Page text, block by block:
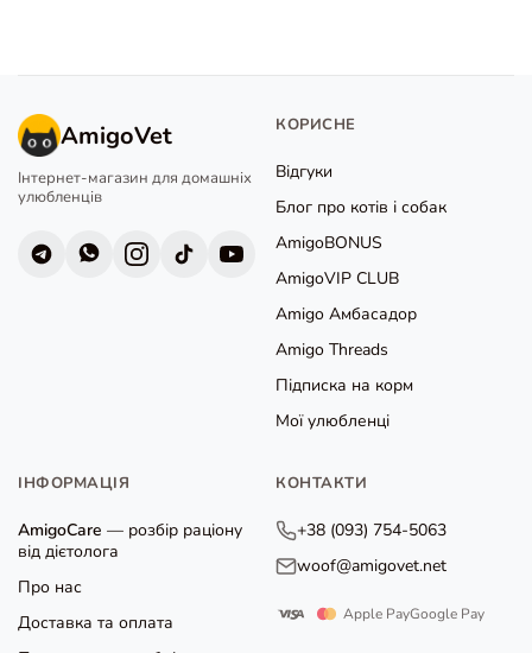
AmigoVet
Інтернет-магазин для домашніх
улюбленців
КОРИСНЕ
Відгуки
Блог про котів і собак
AmigoBONUS
AmigoVIP CLUB
Amigo Амбасадор
Amigo Threads
Підписка на корм
Мої улюбленці
ІНФОРМАЦІЯ
AmigoCare — розбір раціону
від дієтолога
Про нас
Доставка та оплата
КОНТАКТИ
+38 (093) 754-5063
woof@amigovet.net
Apple PayGoogle Pay